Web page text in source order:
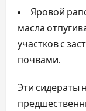
Яровой
масла
участков с
почвами.
Эти сидераты